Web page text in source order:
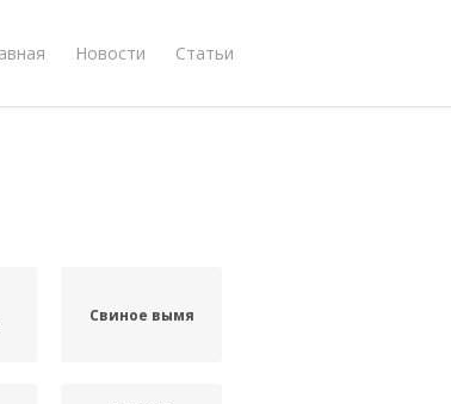
Новости Статьи
Свиное вымя